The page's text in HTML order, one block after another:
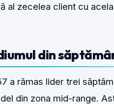
al zecelea client cu
din
a rămas lider trei
din zona mid-range.